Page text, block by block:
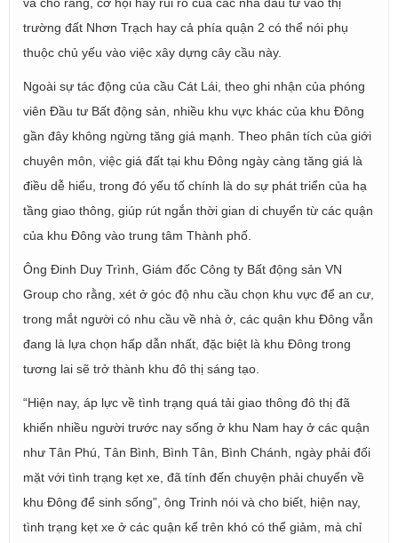
trường đất Nhơn Trạch hay cả phía quận 2 có thể nói phụ
thuộc chủ yếu vào việc xây dựng cây cầu này.
Ngoài sự tác động của cầu Cát Lái, theo ghi nhận của phóng
viên Đầu tư Bất động sản, nhiều khu vực khác của khu Đông
gần đây không ngừng tăng giá mạnh. Theo phân tích của giới
chuyên môn, việc giá đất tại khu Đông ngày càng tăng giá là
điều dễ hiểu, trong đó yếu tố chính là do sự phát triển của hạ
tầng giao thông, giúp rút ngắn thời gian di chuyển từ các quận
của khu Đông vào trung tâm Thành phố.
Ông Đinh Duy Trình, Giám đốc Công ty Bất động sản VN
Group cho rằng, xét ở góc độ nhu cầu chọn khu vực để an cư,
trong mắt người có nhu cầu về nhà ở, các quận khu Đông vẫn
đang là lựa chọn hấp dẫn nhất, đặc biệt là khu Đông trong
tương lai sẽ trở thành khu đô thị sáng tạo.
“Hiện nay, áp lực về tình trạng quá tải giao thông đô thị đã
khiến nhiều người trước nay sống ở khu Nam hay ở các quận
như Tân Phú, Tân Bình, Bình Tân, Bình Chánh, ngày phải đối
mặt với tình trạng kẹt xe, đã tính đến chuyện phải chuyển về
khu Đông để sinh sống”, ông Trinh nói và cho biết, hiện nay,
tình trạng kẹt xe ở các quận kể trên khó có thể giảm, mà chỉ